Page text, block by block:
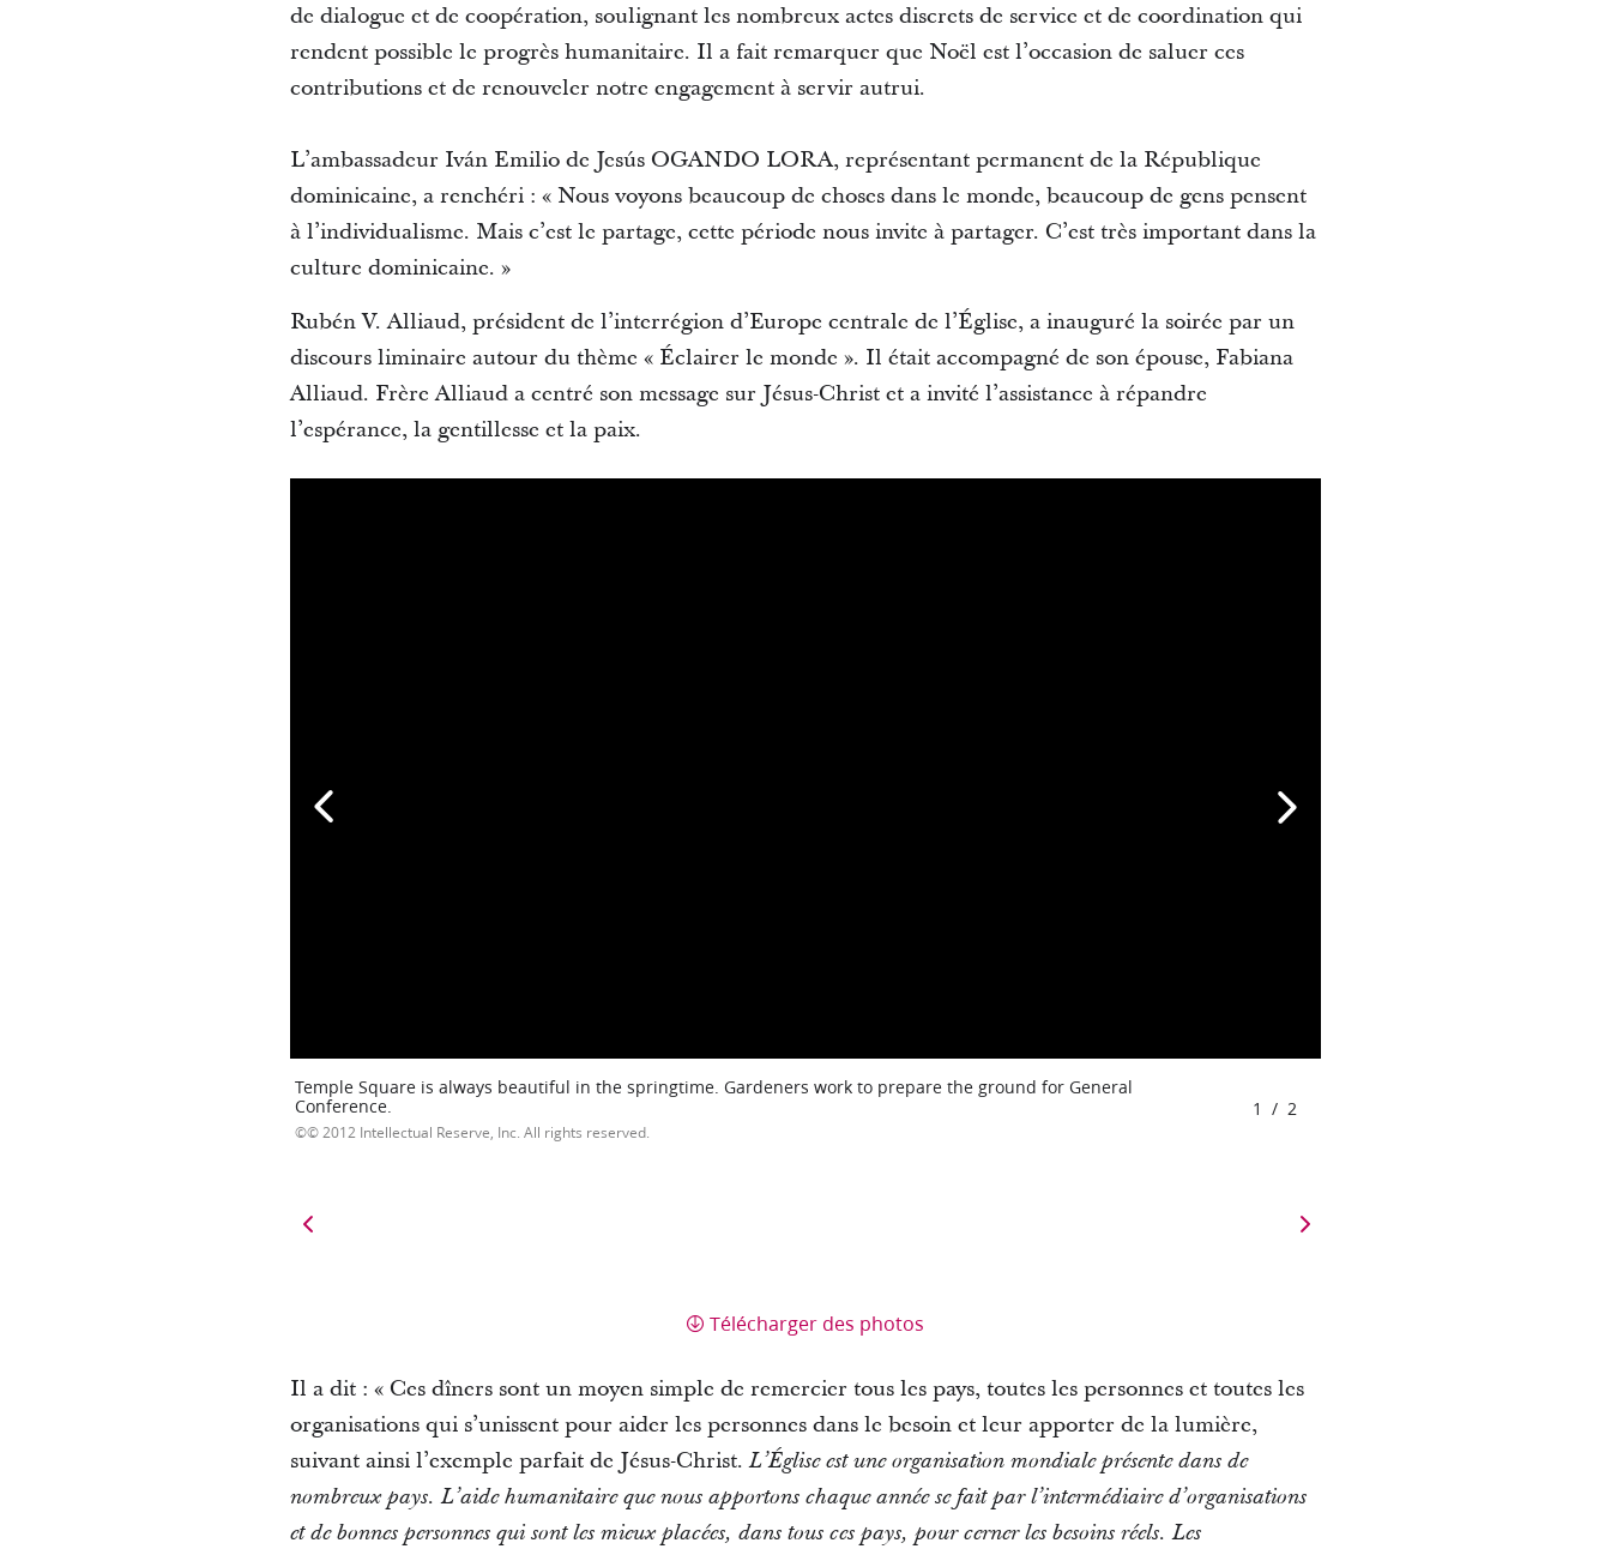
de dialogue et de coopération, soulignant les nombreux actes discrets de service et de coordination qui
rendent possible le progrès humanitaire. Il a fait remarquer que Noël est l’occasion de saluer ces
contributions et de renouveler notre engagement à servir autrui.
L’ambassadeur Iván Emilio de Jesús OGANDO LORA, représentant permanent de la République
dominicaine, a renchéri : « Nous voyons beaucoup de choses dans le monde, beaucoup de gens pensent
à l’individualisme. Mais c’est le partage, cette période nous invite à partager. C’est très important dans la
culture dominicaine. »
Rubén V. Alliaud, président de l’interrégion d’Europe centrale de l’Église, a inauguré la soirée par un
discours liminaire autour du thème « Éclairer le monde ». Il était accompagné de son épouse, Fabiana
Alliaud. Frère Alliaud a centré son message sur Jésus-Christ et a invité l’assistance à répandre
l’espérance, la gentillesse et la paix.
Temple Square is always beautiful in the springtime. Gardeners work to prepare the ground for General
Conference.
© 2012 Intellectual Reserve, Inc. All rights reserved.
1 / 2
Télécharger des photos
Il a dit : « Ces dîners sont un moyen simple de remercier tous les pays, toutes les personnes et toutes les
organisations qui s’unissent pour aider les personnes dans le besoin et leur apporter de la lumière,
suivant ainsi l’exemple parfait de Jésus-Christ.L’Église est une organisation mondiale présente dans de
nombreux pays. L’aide humanitaire que nous apportons chaque année se fait par l’intermédiaire d’organisations
et de bonnes personnes qui sont les mieux placées, dans tous ces pays, pour cerner les besoins réels. Les